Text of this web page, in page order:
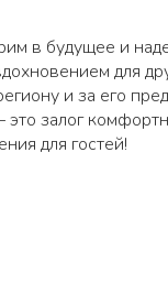
в будущее и
для
и за его
это залог
для гостей!